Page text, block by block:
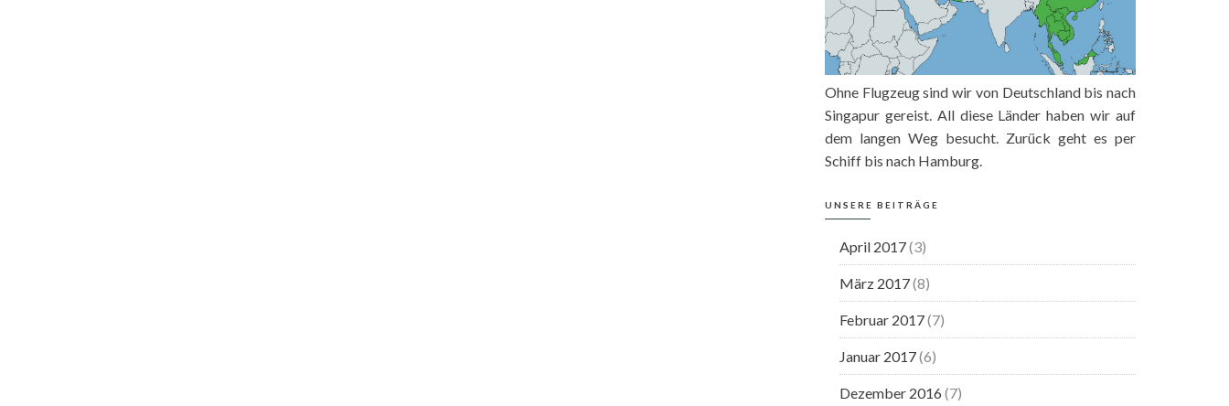
Ohne Flugzeug sind wir von Deutschland bis nach
Singapur gereist. All diese Länder haben wir auf
dem langen Weg besucht. Zurück geht es per
Schiff bis nach Hamburg.
UNSERE BEITRÄGE
April 2017(3)
März 2017(8)
Februar 2017(7)
Januar 2017(6)
Dezember 2016 (7)